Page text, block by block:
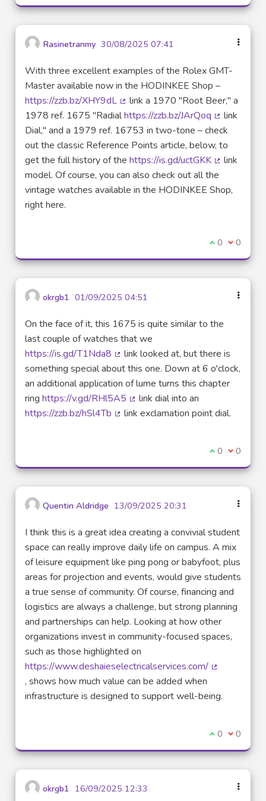
Rasinetranmy 30/08/2025 07:41
With three excellent examples of the Rolex GMT-
Master available now in the HODINKEE Shop –
https://zzb.bz/XHY9dL
(Lien externe)
link a 1970 "Root Beer," a
1978 ref. 1675 "Radialhttps://zzb.bz/JArQoq
(Lien
link
Dial," and a 1979 ref. 16753 in two-tone – check
out the classic Reference Points article, below, to
get the full history of the https://is.gd/uctGKK
(Lien
link
model. Of course, you can also check out all the
vintage watches available in the HODINKEE Shop,
right here.
Je suis
0 Je ne
0
okrgb1 01/09/2025 04:51
On the face of it, this 1675 is quite similar to the
last couple of watches that we
https://is.gd/T1Nda8
(Lien externe)
link looked at, but there is
something special about this one. Down at 6 o'clock,
an additional application of lume turns this chapter
ring https://v.gd/RHl5A5
(Lien externe)
link dial into an
https://zzb.bz/hSl4Tb
link exclamation point dial.
Je suis
0 Je ne
0
Quentin Aldridge 13/09/2025 20:31
I think this is a great idea creating a convivial student
space can really improve daily life on campus. A mix
of leisure equipment like ping pong or babyfoot, plus
areas for projection and events, would give students
a true sense of community. Of course, financing and
logistics are always a challenge, but strong planning
and partnerships can help. Looking at how other
organizations invest in community-focused spaces,
such as those highlighted on
https://www.deshaieselectricalservices.com/
, shows how much value can be added when
infrastructure is designed to support well-being.
Je suis
0 Je ne
0
okrgb1 16/09/2025 12:33